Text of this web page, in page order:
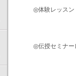
◎体験レッスン
◎伝授セミナー